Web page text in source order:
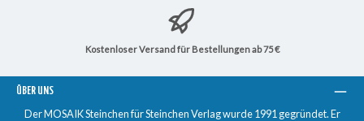
Kostenloser Versand für Bestellungen ab 75 €
ÜBER UNS
Der MOSAIK Steinchen für Steinchen Verlag wurde 1991 gegründet. Er